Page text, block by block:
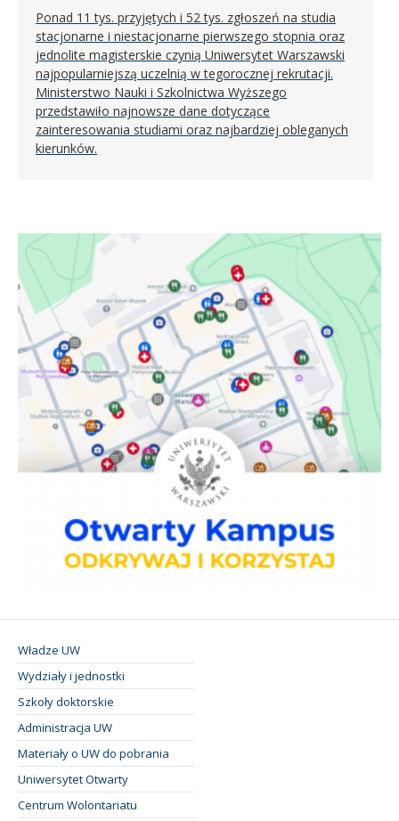
Ponad 11 tys. przyjętych i 52 tys. zgłoszeń na studia
stacjonarne i niestacjonarne pierwszego stopnia oraz
jednolite magisterskie czynią Uniwersytet Warszawski
najpopularniejszą uczelnią w tegorocznej rekrutacji.
Ministerstwo Nauki i Szkolnictwa Wyższego
przedstawiło najnowsze dane dotyczące
zainteresowania studiami oraz najbardziej obleganych
kierunków.
Władze UW
Wydziały i jednostki
Szkoły doktorskie
Administracja UW
Materiały o UW do pobrania
Uniwersytet Otwarty
Centrum Wolontariatu